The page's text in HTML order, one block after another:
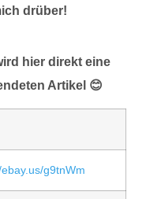
drüber!
hier direkt eine
Artikel 😊
g9tnWm